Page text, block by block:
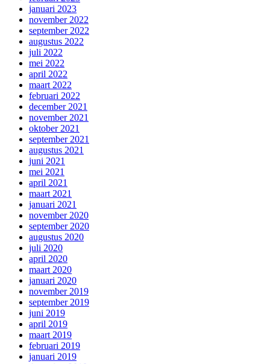
januari 2023
november 2022
september 2022
augustus 2022
juli 2022
mei 2022
april 2022
maart 2022
februari 2022
december 2021
november 2021
oktober 2021
september 2021
augustus 2021
juni 2021
mei 2021
april 2021
maart 2021
januari 2021
november 2020
september 2020
augustus 2020
juli 2020
april 2020
maart 2020
januari 2020
november 2019
september 2019
juni 2019
april 2019
maart 2019
februari 2019
januari 2019